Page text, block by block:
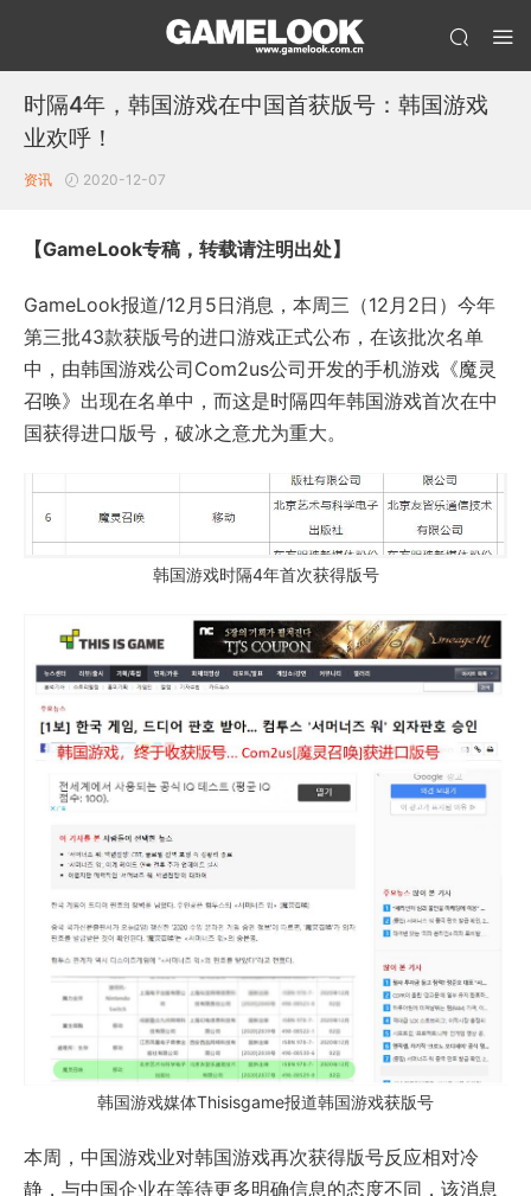
时隔4年，韩国游戏在中国首获版号：韩国游戏
业欢呼！
资讯 2020-12-07
【GameLook专稿，转载请注明出处】
GameLook报道/12月5日消息，本周三（12月2日）今年
第三批43款获版号的进口游戏正式公布，在该批次名单
中，由韩国游戏公司Com2us公司开发的手机游戏《魔灵
召唤》出现在名单中，而这是时隔四年韩国游戏首次在中
国获得进口版号，破冰之意尤为重大。
韩国游戏时隔4年首次获得版号
韩国游戏媒体Thisisgame报道韩国游戏获版号
本周，中国游戏业对韩国游戏再次获得版号反应相对冷
静，与中国企业在等待更多明确信息的态度不同，该消息